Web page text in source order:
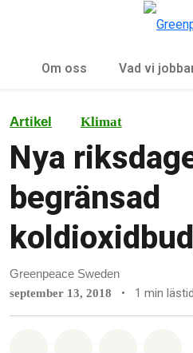
Om oss Vad vi
Artikel Klimat
Nya
begränsad
Greenpeace Sweden
september 13, 2018 • 1 min lästid